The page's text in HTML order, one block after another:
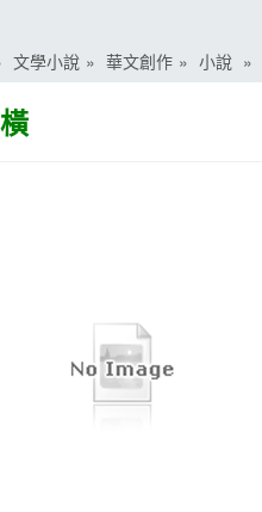
文學小說 華文創作 小說